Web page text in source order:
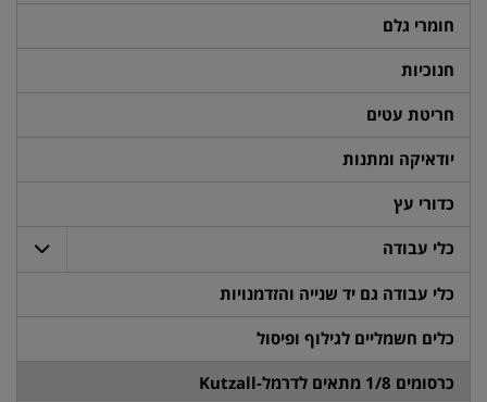
חומרי גלם
חנוכיות
חריטת עטים
יודאיקה ומתנות
כדורי עץ
כלי עבודה
כלי עבודה גם יד שנייה והזדמנויות
כלים חשמליים לגילוף ופיסול
כרסומים 1/8 מתאים לדרמל-Kutzall